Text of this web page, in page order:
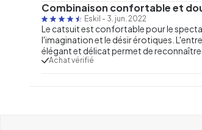
Combinaison confortable et
Eskil - 3. jun. 2022
Le catsuit est confortable pour le
l'imagination et le désir érotiques.
élégant et délicat permet de reconnaître
Achat vérifié